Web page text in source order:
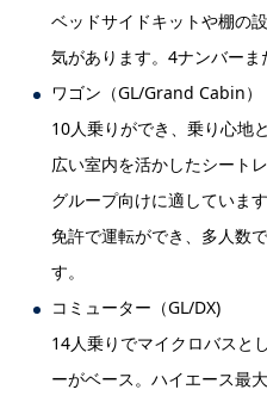
ベッドサイドキットや棚の
気があります。4ナンバーま
ワゴン（GL/Grand Cabin）
10人乗りができ、乗り心地
広い室内を活かしたシート
グループ向けに適していま
免許で運転ができ、多人数
す。
コミューター（GL/DX)
14人乗りでマイクロバスと
ーがベース。ハイエース最